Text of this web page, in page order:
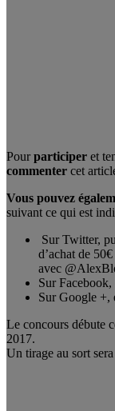
Pourparticiper et
commenter cet
Vous pouvez
suivant ce qui est
Sur Twitter,
d’achat de
avec
Sur
Sur Google +,
Le concours débute
2017.
Un tirage au sort